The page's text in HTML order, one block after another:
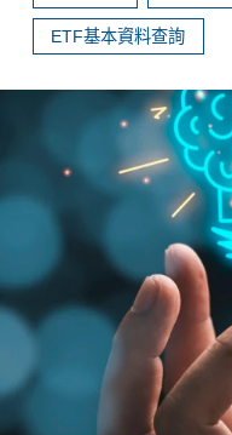
ETF基本資料查詢